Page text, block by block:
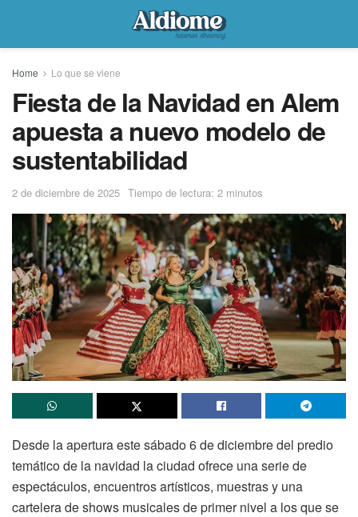
Home Lo que se viene
Fiesta de la Navidad en Alem
apuesta a nuevo modelo de
sustentabilidad
2 de diciembre de 2025 Tiempo de lectura: 2 minutos
Desde la apertura este sábado 6 de diciembre del predio
temático de la navidad la ciudad ofrece una serie de
espectáculos, encuentros artísticos, muestras y una
cartelera de shows musicales de primer nivel a los que se